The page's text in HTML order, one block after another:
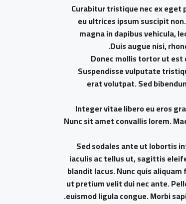
Curabitur tristique nec ex eget
eu ultrices ipsum suscipit
magna in dapibus vehicula,
Duis augue nisi,
Donec mollis tortor ut est
Suspendisse vulputate
erat volutpat. Sed
Integer vitae libero eu eros
Nunc sit amet convallis lorem.
Sed sodales ante ut lobortis
iaculis ac tellus ut, sagittis
blandit lacus. Nunc quis
ut pretium velit dui nec ante.
euismod ligula congue. Morbi